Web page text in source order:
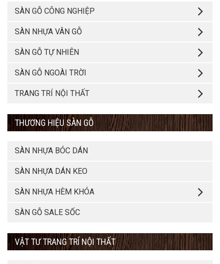
SÀN GỖ CÔNG NGHIỆP
SÀN NHỰA VÂN GỖ
SÀN GỖ TỰ NHIÊN
SÀN GỖ NGOÀI TRỜI
TRANG TRÍ NỘI THẤT
THƯƠNG HIỆU SÀN GỖ
SÀN NHỰA BÓC DÁN
SÀN NHỰA DÁN KEO
SÀN NHỰA HÈM KHÓA
SÀN GỖ SALE SỐC
VẬT TƯ TRANG TRÍ NỘI THẤT